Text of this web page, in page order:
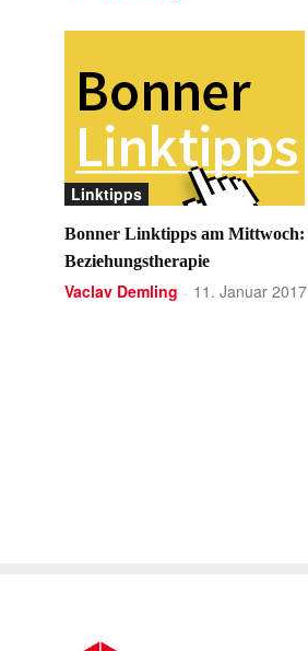
Linktipps
Bonner Linktipps am Mittwoch:
Beziehungstherapie
Vaclav Demling - 11. Januar 2017